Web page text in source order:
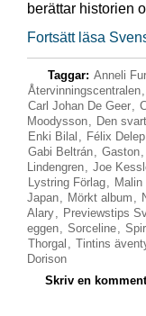
berättar historien
Fortsätt läsa
Taggar: Anneli
Återvinningscentralen,
Carl Johan De Geer,
Moodysson, Den
Enki Bilal , Félix Delep
Gabi Beltrán, Gaston,
Lindengren, Joe
Lystring Förlag,
Japan, Mörkt album ,
Alary, Previewstips
eggen, Sorceline,
Thorgal , Tintins
Dorison
Skriv en